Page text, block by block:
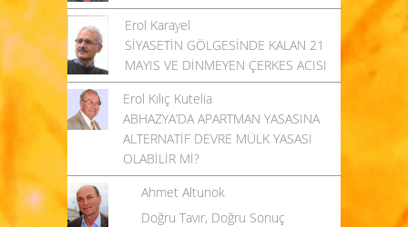
Erol Karayel
SİYASETİN GÖLGESİNDE KALAN 21
MAYIS VE DİNMEYEN ÇERKES ACISI
Erol Kılıç Kutelia
ABHAZYA’DA APARTMAN YASASINA
ALTERNATİF DEVRE MÜLK YASASI
OLABİLİR Mİ?
Ahmet Altunok
Doğru Tavır, Doğru Sonuç